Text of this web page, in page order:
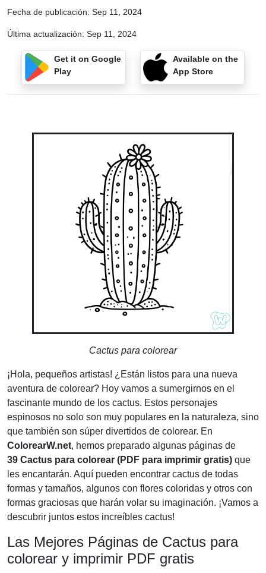
Fecha de publicación: Sep 11, 2024
Última actualización: Sep 11, 2024
Get it on Google
Play
Available on the
App Store
Cactus para colorear
¡Hola, pequeños artistas! ¿Están listos para una nueva
aventura de colorear? Hoy vamos a sumergirnos en el
fascinante mundo de los cactus. Estos personajes
espinosos no solo son muy populares en la naturaleza, sino
que también son súper divertidos de colorear. En
ColorearW.net, hemos preparado algunas páginas de
39 Cactus para colorear (PDF para imprimir gratis) que
les encantarán. Aquí pueden encontrar cactus de todas
formas y tamaños, algunos con flores coloridas y otros con
formas graciosas que harán volar su imaginación. ¡Vamos a
descubrir juntos estos increíbles cactus!
Las Mejores Páginas de Cactus para
colorear y imprimir PDF gratis